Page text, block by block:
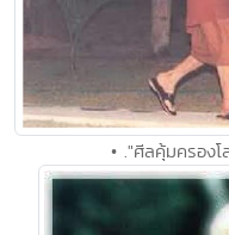
• ."ศีลคุ้มครอง